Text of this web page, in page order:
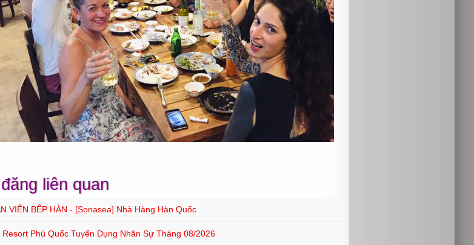
liên quan
VIÊN BẾP HÀN - [Sonasea] Nhà Hàng Hàn Quốc
Resort Phú Quốc Tuyển Dụng Nhân Sự Tháng 08/2026